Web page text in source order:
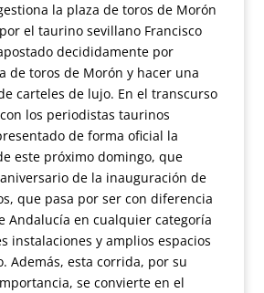
la plaza de toros de Morón
el taurino sevillano Francisco
decididamente por
de toros de Morón y hacer una
carteles de lujo. En el transcurso
los periodistas taurinos
de forma oficial la
este próximo domingo, que
de la inauguración de
que pasa por ser con diferencia
Andalucía en cualquier categoría
instalaciones y amplios espacios
Además, esta corrida, por su
se convierte en el